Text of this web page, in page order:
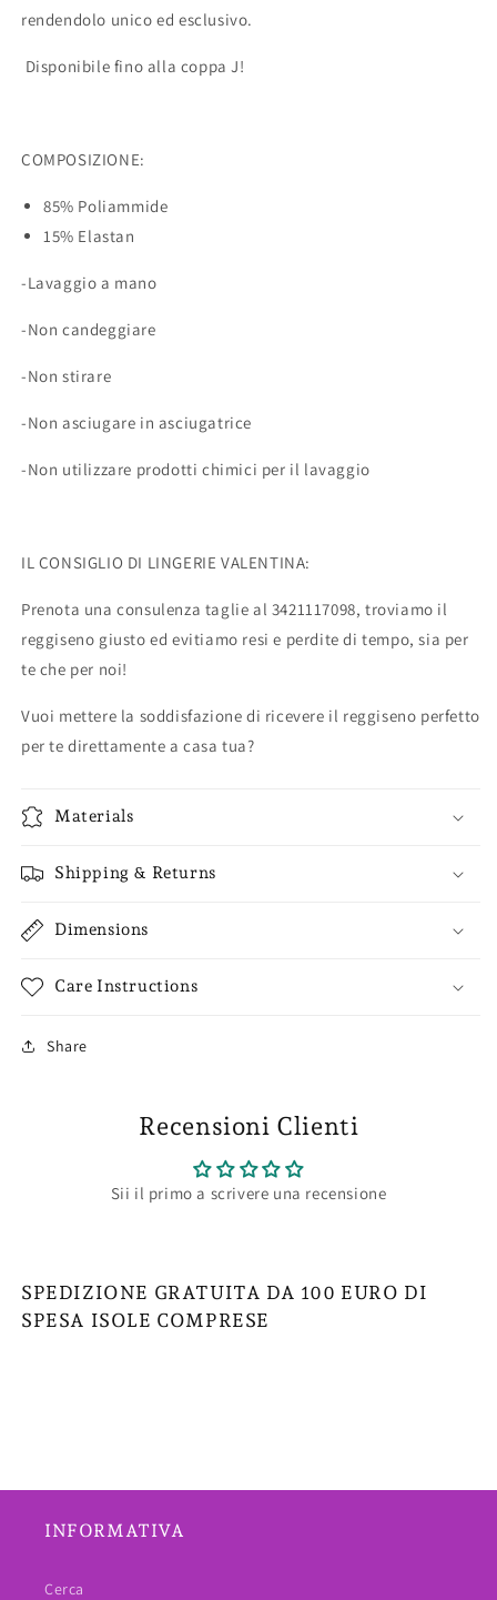
rendendolo unico ed esclusivo.
Disponibile fino alla coppa J!
COMPOSIZIONE:
85% Poliammide
15% Elastan
-Lavaggio a mano
-Non candeggiare
-Non stirare
-Non asciugare in asciugatrice
-Non utilizzare prodotti chimici per il lavaggio
IL CONSIGLIO DI LINGERIE VALENTINA:
Prenota una consulenza taglie al 3421117098, troviamo il
reggiseno giusto ed evitiamo resi e perdite di tempo, sia per
te che per noi!
Vuoi mettere la soddisfazione di ricevere il reggiseno perfetto
per te direttamente a casa tua?
Materials
Shipping & Returns
Dimensions
Care Instructions
Share
Recensioni Clienti
Sii il primo a scrivere una recensione
SPEDIZIONE GRATUITA DA 100 EURO DI
SPESA ISOLE COMPRESE
INFORMATIVA
Cerca